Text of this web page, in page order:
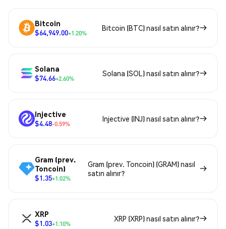
Bitcoin
$64,949.00+1.20%
Bitcoin (BTC) nasıl satın alınır?
Solana
$74.66+2.60%
Solana (SOL) nasıl satın alınır?
Injective
$4.48-0.59%
Injective (INJ) nasıl satın alınır?
Gram (prev.
Toncoin)
$1.35+1.02%
Gram (prev. Toncoin) (GRAM) nasıl
satın alınır?
XRP
$1.03+1.10%
XRP (XRP) nasıl satın alınır?